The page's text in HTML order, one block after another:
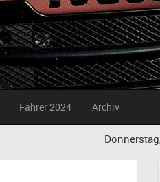
Fahrer 2024 Archiv